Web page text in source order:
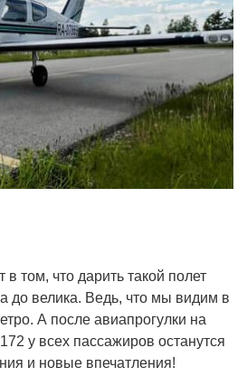
в том, что дарить такой полет
до велика. Ведь, что мы видим в
А после авиапрогулки на
у всех пассажиров останутся
и новые впечатления!